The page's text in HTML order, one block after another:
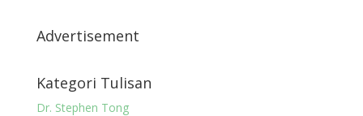
Advertisement
Kategori Tulisan
Dr. Stephen Tong